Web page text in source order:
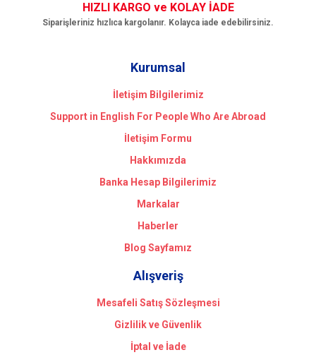
HIZLI KARGO ve KOLAY İADE
Siparişleriniz hızlıca kargolanır. Kolayca iade edebilirsiniz.
Kurumsal
İletişim Bilgilerimiz
Support in English For People Who Are Abroad
İletişim Formu
Hakkımızda
Banka Hesap Bilgilerimiz
Markalar
Haberler
Blog Sayfamız
Alışveriş
Mesafeli Satış Sözleşmesi
Gizlilik ve Güvenlik
İptal ve İade